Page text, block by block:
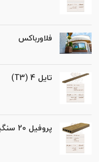
فلاورباکس
تایل 4 (T3)
پروفیل 20 سنگین 20*5 (P2)